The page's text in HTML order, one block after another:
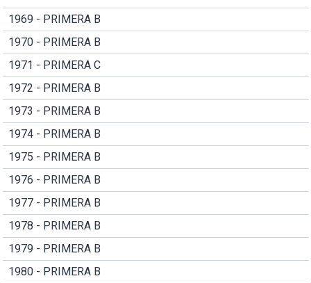
1969 - PRIMERA B
1970 - PRIMERA B
1971 - PRIMERA C
1972 - PRIMERA B
1973 - PRIMERA B
1974 - PRIMERA B
1975 - PRIMERA B
1976 - PRIMERA B
1977 - PRIMERA B
1978 - PRIMERA B
1979 - PRIMERA B
1980 - PRIMERA B